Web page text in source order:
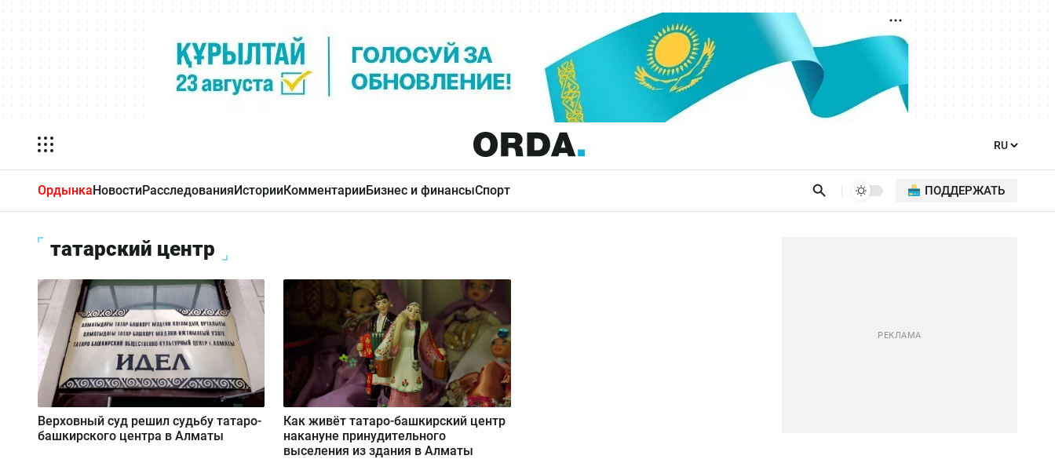
ОрдынкаНовостиРасследованияИсторииКомментарииБизнес и финансыСпорт ПОДДЕРЖАТЬ
татарский центр
Верховный суд решил судьбу татаро-
башкирского центра в Алматы
Как живёт татаро-башкирский центр
накануне принудительного
выселения из здания в Алматы